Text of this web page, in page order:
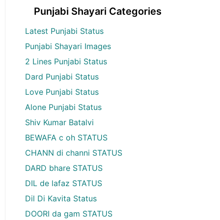
Punjabi Shayari Categories
Latest Punjabi Status
Punjabi Shayari Images
2 Lines Punjabi Status
Dard Punjabi Status
Love Punjabi Status
Alone Punjabi Status
Shiv Kumar Batalvi
BEWAFA c oh STATUS
CHANN di channi STATUS
DARD bhare STATUS
DIL de lafaz STATUS
Dil Di Kavita Status
DOORI da gam STATUS